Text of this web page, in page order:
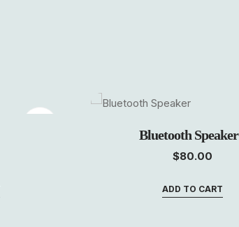
Bluetooth Speaker
$80.00
ADD TO CART